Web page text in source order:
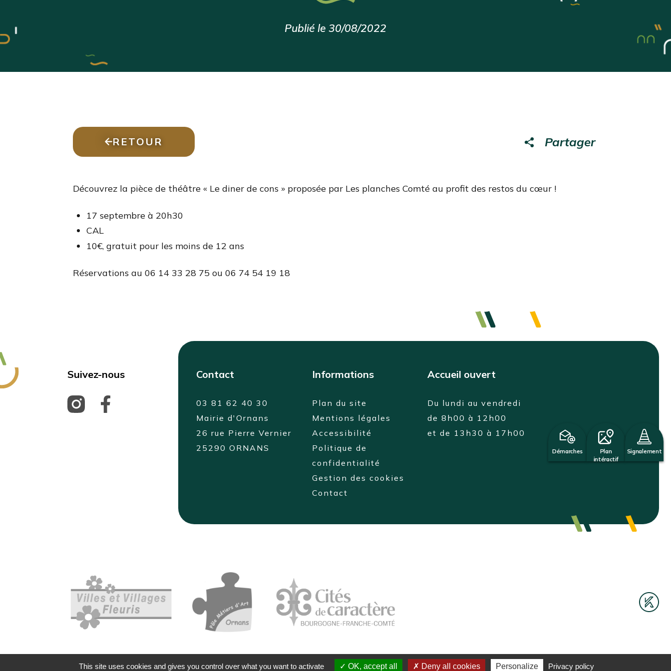
Démarches
Plan
intéractif
Signalement
Publié le 30/08/2022
RETOUR Partager
Découvrez la pièce de théâtre « Le diner de cons » proposée par Les planches Comté au profit des restos du cœur !
17 septembre à 20h30
CAL
10€, gratuit pour les moins de 12 ans
Réservations au 06 14 33 28 75 ou 06 74 54 19 18
Suivez-nous Contact
03 81 62 40 30
Mairie d'Ornans
26 rue Pierre Vernier
25290 ORNANS
Informations
Plan du site
Mentions légales
Accessibilité
Politique de
confidentialité
Gestion des cookies
Contact
Accueil ouvert
Du lundi au vendredi
de 8h00 à 12h00
et de 13h30 à 17h00
This site uses cookies and gives you control over what you want to activate OK, accept all Deny all cookies Personalize Privacy policy